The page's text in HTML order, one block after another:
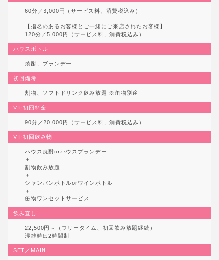
60分／3,000円（サービス料、消費税込み）
【指名のあるお客様とご一緒にご来店されたお客様】
120分／5,000円（サービス料、消費税込み）
ハウスボトル
焼酎、ブランデー
初回備考
割物、ソフトドリンク飲み放題 ※缶物別途
VIP初回料金
90分／20,000円（サービス料、消費税込み）
VIP初回飲み物
ハウス焼酎orハウスブランデー
＋
割物飲み放題
＋
シャンパンボトルorワインボトル
＋
缶物ワンセットサービス
飲み直し
22,500円～（フリータイム、初回飲み放題継続）
混雑時は2時間制
SET／MAIN